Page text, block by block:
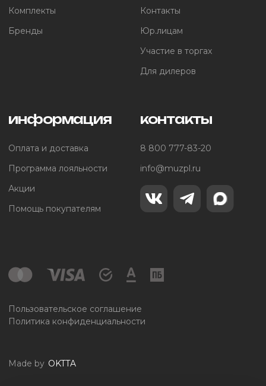
Комплекты
Бренды
Контакты
Юр.лицам
Участие в торгах
Для дилеров
информация
Оплата и доставка
Программа лояльности
Акции
Помощь покупателям
контакты
8 800 777-83-20
info@muzpl.ru
Пользовательское соглашение
Политика конфиденциальности
Made by OKTTA